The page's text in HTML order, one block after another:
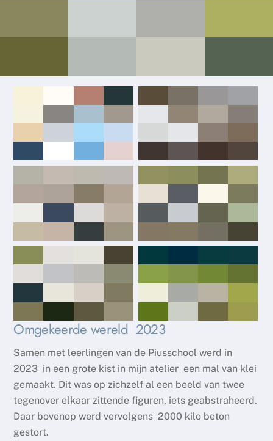
Omgekeerde wereld 2023
Samen met leerlingen van de Piusschool werd in
2023 in een grote kist in mijn atelier een mal van klei
gemaakt. Dit was op zichzelf al een beeld van twee
tegenover elkaar zittende figuren, iets geabstraheerd.
Daar bovenop werd vervolgens 2000 kilo beton
gestort.